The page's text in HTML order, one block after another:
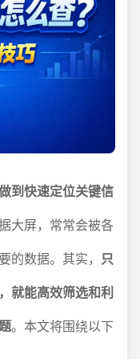
到快速定位关键信
大屏，常常会被各
的数据。其实， 只
就能高效筛选和利
。本文将围绕以下